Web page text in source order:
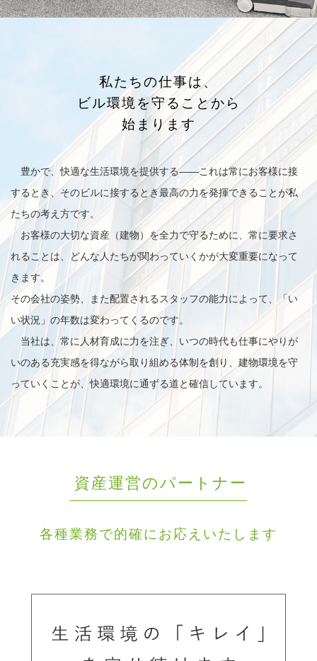
私たちの仕事は、
ビル環境を守ることから
始まります
豊かで、快適な生活環境を提供する——これは常にお客様に接
するとき、そのビルに接するとき最高の力を発揮できることが私
たちの考え方です。
お客様の大切な資産（建物）を全力で守るために、常に要求さ
れることは、どんな人たちが関わっていくかが大変重要になって
きます。
その会社の姿勢、また配置されるスタッフの能力によって、「い
い状況」の年数は変わってくるのです。
当社は、常に人材育成に力を注ぎ、いつの時代も仕事にやりが
いのある充実感を得ながら取り組める体制を創り、建物環境を守
っていくことが、快適環境に通ずる道と確信しています。
資産運営のパートナー
各種業務で的確にお応えいたします